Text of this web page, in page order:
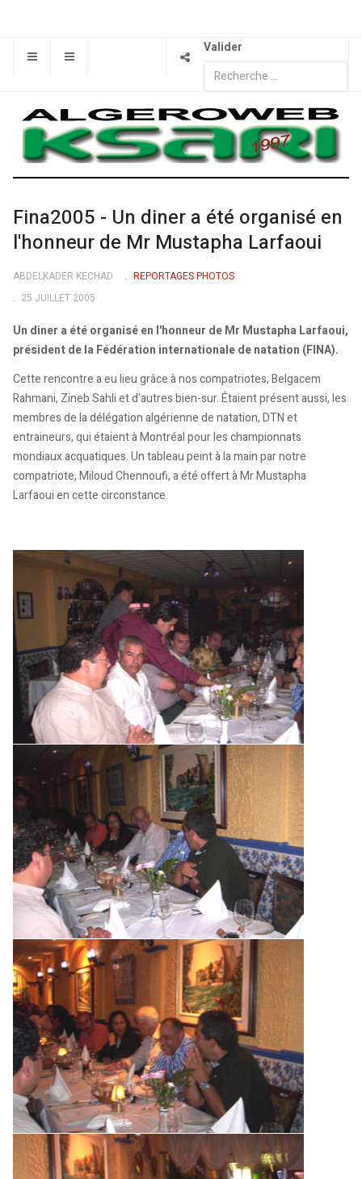
Valider
Fina2005 - Un diner a été organisé en
l'honneur de Mr Mustapha Larfaoui
ABDELKADER KECHAD
REPORTAGES PHOTOS
25 JUILLET 2005
Un diner a été organisé en l'honneur de Mr Mustapha Larfaoui,
président de la Fédération internationale de natation (FINA).
Cette rencontre a eu lieu grâce à nos compatriotes, Belgacem
Rahmani, Zineb Sahli et d'autres bien-sur. Étaient présent aussi, les
membres de la délégation algérienne de natation, DTN et
entraineurs, qui étaient à Montréal pour les championnats
mondiaux acquatiques. Un tableau peint à la main par notre
compatriote, Miloud Chennoufi, a été offert à Mr Mustapha
Larfaoui en cette circonstance.